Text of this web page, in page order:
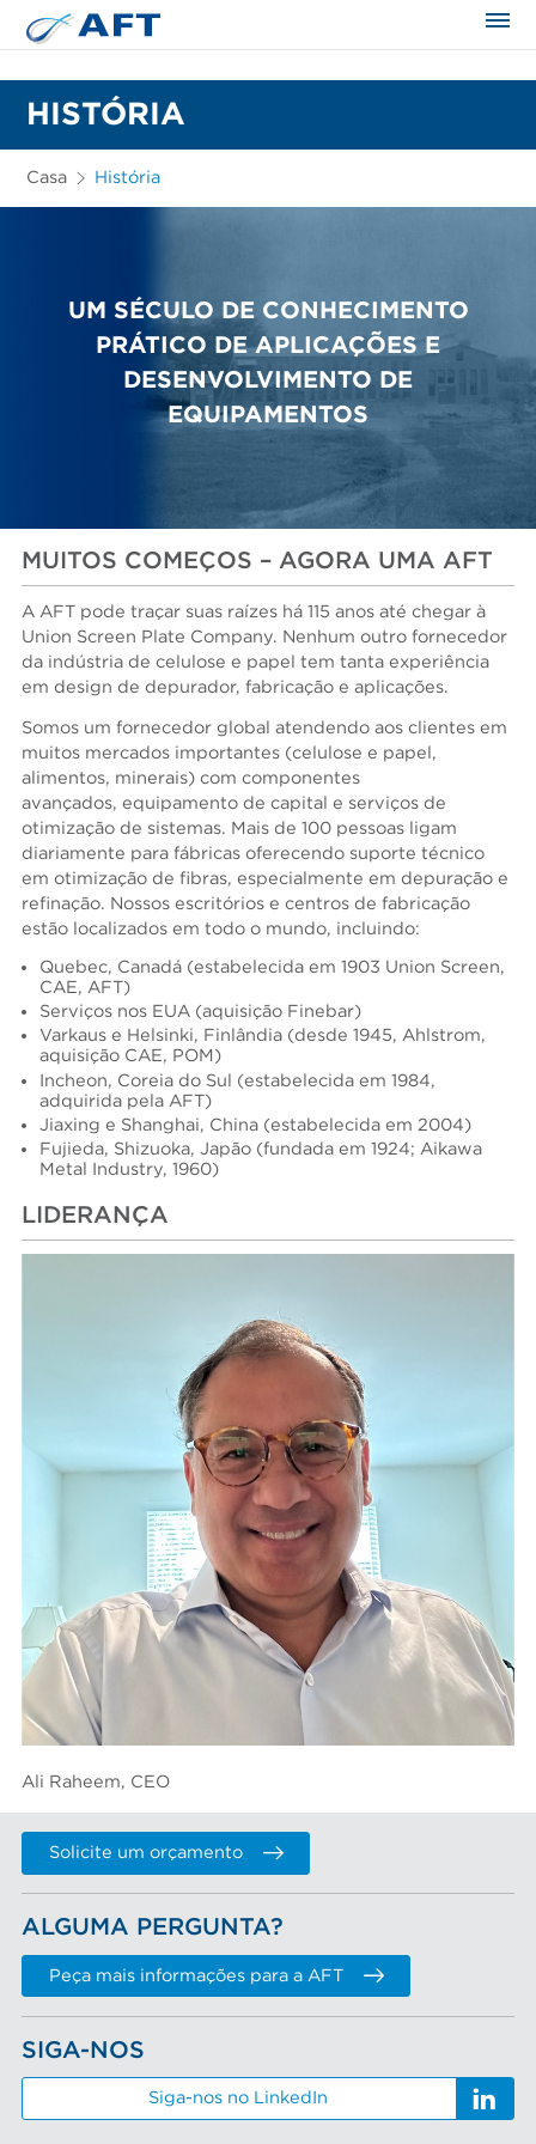
HISTÓRIA
Casa História
UM SÉCULO DE CONHECIMENTO
PRÁTICO DE APLICAÇÕES E
DESENVOLVIMENTO DE
EQUIPAMENTOS
MUITOS COMEÇOS – AGORA UMA AFT
A AFT pode traçar suas raízes há 115 anos até chegar à
Union Screen Plate Company. Nenhum outro fornecedor
da indústria de celulose e papel tem tanta experiência
em design de depurador, fabricação e aplicações.
Somos um fornecedor global atendendo aos clientes em
muitos mercados importantes (celulose e papel,
alimentos, minerais) com componentes
avançados, equipamento de capital e serviços de
otimização de sistemas. Mais de 100 pessoas ligam
diariamente para fábricas oferecendo suporte técnico
em otimização de fibras, especialmente em depuração e
refinação. Nossos escritórios e centros de fabricação
estão localizados em todo o mundo, incluindo:
Quebec, Canadá (estabelecida em 1903 Union Screen,
CAE, AFT)
Serviços nos EUA (aquisição Finebar)
Varkaus e Helsinki, Finlândia (desde 1945, Ahlstrom,
aquisição CAE, POM)
Incheon, Coreia do Sul (estabelecida em 1984,
adquirida pela AFT)
Jiaxing e Shanghai, China (estabelecida em 2004)
Fujieda, Shizuoka, Japão (fundada em 1924; Aikawa
Metal Industry, 1960)
LIDERANÇA
Ali Raheem, CEO
Solicite um orçamento
ALGUMA PERGUNTA?
Peça mais informações para a AFT
SIGA-NOS
Siga-nos no LinkedIn